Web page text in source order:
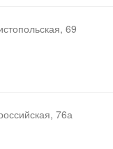
69
76а